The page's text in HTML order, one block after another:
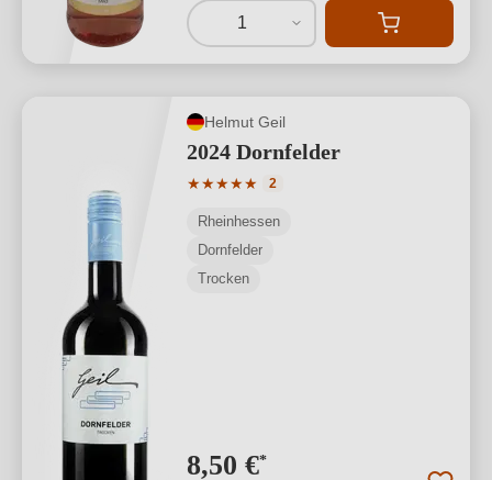
1
Helmut Geil
2024 Dornfelder
★★★★★
Durchschnittliche Bewertung von 5
2
Rheinhessen
Dornfelder
Trocken
8,50 €*